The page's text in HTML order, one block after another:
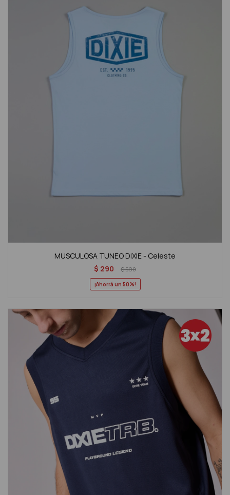
MUSCULOSA TUNEO DIXIE - Celeste
$ 290 $590
50